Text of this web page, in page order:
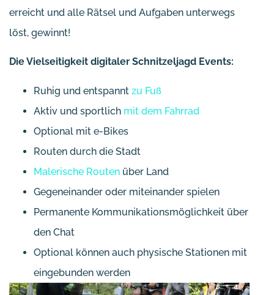
erreicht und alle Rätsel und Aufgaben unterwegs
löst, gewinnt!
Die Vielseitigkeit digitaler Schnitzeljagd Events:
Ruhig und entspannt zu Fuß
Aktiv und sportlich mit dem Fahrrad
Optional mit e-Bikes
Routen durch die Stadt
Malerische Routen über Land
Gegeneinander oder miteinander spielen
Permanente Kommunikationsmöglichkeit über
den Chat
Optional können auch physische Stationen mit
eingebunden werden